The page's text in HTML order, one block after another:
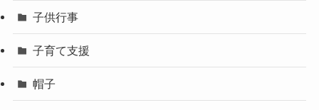
子供行事
子育て支援
帽子